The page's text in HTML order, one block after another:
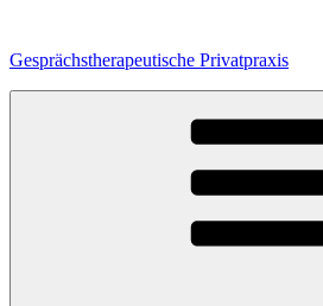
springen
Gesprächstherapeutische Privatpraxis